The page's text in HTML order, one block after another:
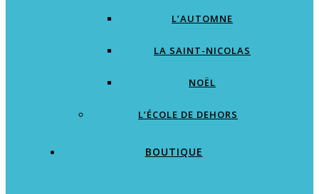
L’AUTOMNE
LA SAINT-NICOLAS
NOËL
L’ÉCOLE DE DEHORS
BOUTIQUE